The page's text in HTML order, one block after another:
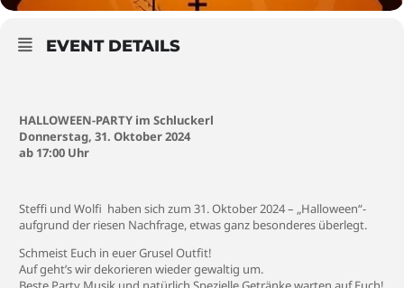
EVENT DETAILS
HALLOWEEN-PARTY im Schluckerl
Donnerstag, 31. Oktober 2024
ab 17:00 Uhr
Steffi und Wolfi haben sich zum 31. Oktober 2024 – „Halloween“-
aufgrund der riesen Nachfrage, etwas ganz besonderes überlegt.
Schmeist Euch in euer Grusel Outfit!
Auf geht’s wir dekorieren wieder gewaltig um.